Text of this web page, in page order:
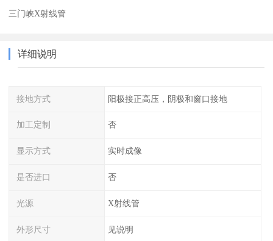
三门峡X射线管
详细说明
接地方式 阳极接正高压，阴极和窗口接地
加工定制 否
显示方式 实时成像
是否进口 否
光源 X射线管
外形尺寸 见说明